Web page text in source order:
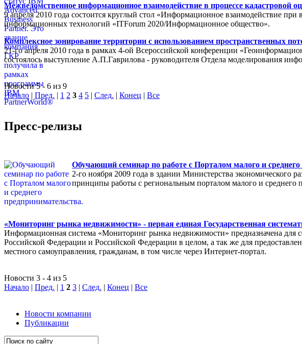
Межведомственное информационное взаимодействие в процессе кадастровой
9 апреля 2010 года состоится круглый стол «Информационное взаимодействие
информационных технологий «ITForum 2020/Информационное общество».
Комплексное зонирование территории с использованием пространственных
21-го апреля 2010 года в рамках 4-ой Всероссийской конференции
состоялось выступление А.П.Гаврилова - руководителя Отдела моделирования
Новости 5 - 6 из 9
Начало | Пред. | 1 2 3 4 5 | След. | Конец | Все
Пресс-релизы
Обучающий семинар по работе с Порталом малого и
2-го ноября 2009 года в здании Министерства экономического
принципы работы с региональным порталом малого и среднего
«Мониторинг рынка недвижимости» - первая единая Государственная
Информационная система «Мониторинг рынка недвижимости» предназначена
Российской Федерации и Российской Федерации в целом, а так же для
местного самоуправления, гражданам, в том числе через Интернет-портал.
Новости 3 - 4 из 5
Начало | Пред. | 1 2 3 | След. | Конец | Все
Новости компании
Публикации